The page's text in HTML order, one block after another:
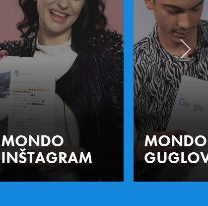
MONDO
INŠTAGRAM
MONDO